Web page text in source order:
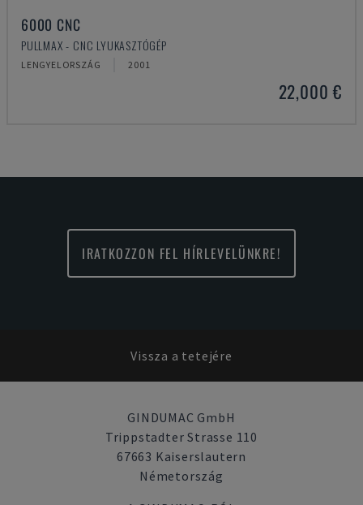
6000 CNC
PULLMAX - CNC LYUKASZTÓGÉP
LENGYELORSZÁG 2001
22,000 €
IRATKOZZON FEL HÍRLEVELÜNKRE!
Vissza a tetejére
GINDUMAC GmbH
Trippstadter Strasse 110
67663 Kaiserslautern
Németország